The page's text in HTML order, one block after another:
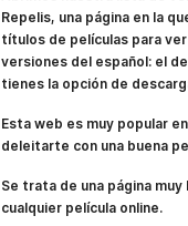
Repelis, una página en la
títulos de películas para
versiones del español: el
tienes la opción de
Esta web es muy popular
deleitarte con una buena
Se trata de una página
cualquier película online.